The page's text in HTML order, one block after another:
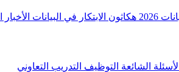
هكاثون الابتكار في البيانات الأخبار
الأسئلة الشائعة التوظيف التدريب التعاوني